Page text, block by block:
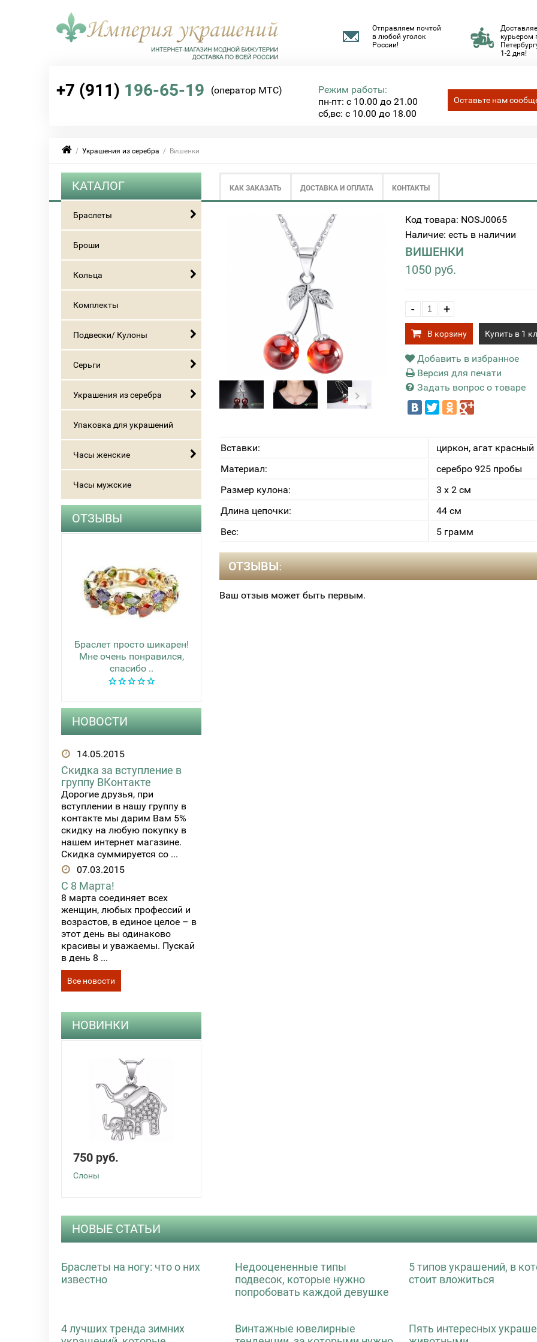
курьером
1-2 дня!
Отправляем почтой
в любой уголок
России!
+7 (911) 196-65-19 (оператор МТС)
Режим работы:
пн-пт: с 10.00 до 21.00
сб,вс: с 10.00 до 18.00
Оставьте нам
/ Украшения из серебра / Вишенки
КАК ЗАКАЗАТЬ ДОСТАВКА И ОПЛАТА КОНТАКТЫ
КАТАЛОГ
Браслеты
Броши
Кольца
Комплекты
Подвески/ Кулоны
Серьги
Украшения из серебра
Упаковка для украшений
Часы женские
Часы мужские
ОТЗЫВЫ
Браслет просто шикарен!
Мне очень понравился,
спасибо ..
НОВОСТИ
14.05.2015
Скидка за вступление в
группу ВКонтакте
Дорогие друзья, при
вступлении в нашу группу в
контакте мы дарим Вам 5%
скидку на любую покупку в
нашем интернет магазине.
Скидка суммируется со ...
07.03.2015
С 8 Марта!
8 марта соединяет всех
женщин, любых профессий и
возрастов, в единое целое – в
этот день вы одинаково
красивы и уважаемы. Пускай
в день 8 ...
Все новости
НОВИНКИ
750 руб.
Слоны
Код товара: NOSJ0065
Наличие: есть в наличии
ВИШЕНКИ
1050 руб.
- +
В корзину Купить в 1
Добавить в избранное
Версия для печати
Задать вопрос о товаре
Вставки:
циркон, агат
Материал:
серебро 925 пробы
Размер кулона:
3 х 2 см
Длина цепочки:
44 см
Вес:
5 грамм
ОТЗЫВЫ:
Ваш отзыв может быть первым.
НОВЫЕ СТАТЬИ
Браслеты на ногу: что о них
известно
Недооцененные типы
подвесок, которые нужно
попробовать каждой девушке
5 типов украшений, в
стоит вложиться
4 лучших тренда зимних
Винтажные ювелирные
Пять интересных